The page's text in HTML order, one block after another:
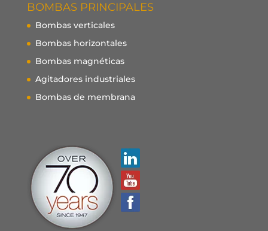
BOMBAS PRINCIPALES
Bombas verticales
Bombas horizontales
Bombas magnéticas
Agitadores industriales
Bombas de membrana